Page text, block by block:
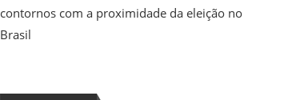
contornos com a proximidade da eleição no
Brasil